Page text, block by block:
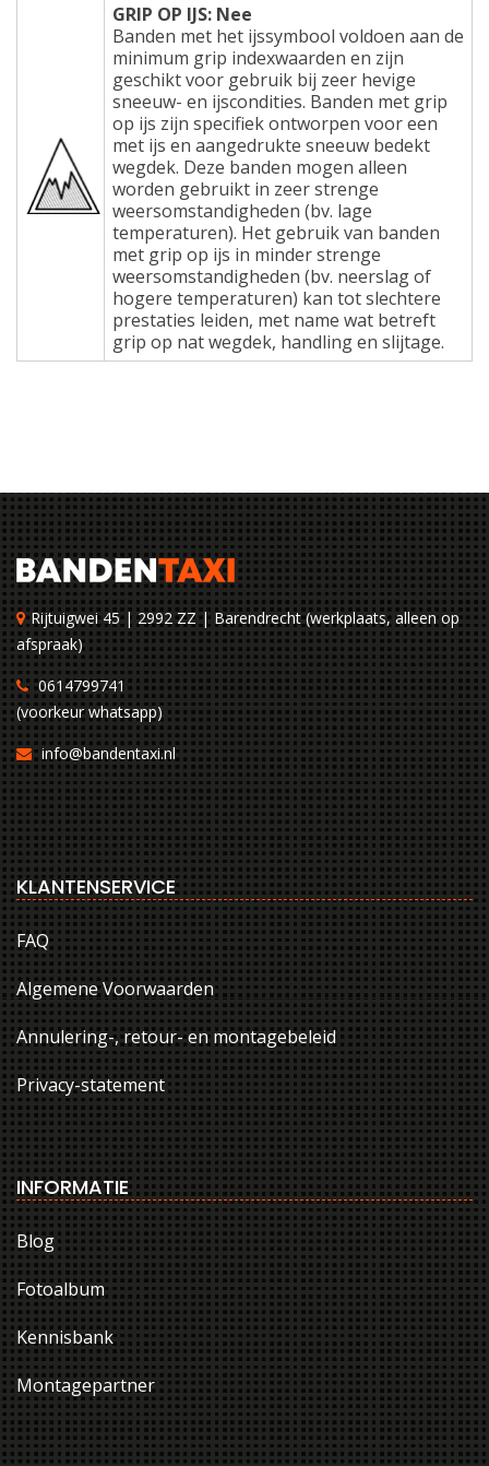
GRIP OP IJS: Nee
Banden met het ijssymbool voldoen aan de
minimum grip indexwaarden en zijn
geschikt voor gebruik bij zeer hevige
sneeuw- en ijscondities. Banden met grip
op ijs zijn specifiek ontworpen voor een
met ijs en aangedrukte sneeuw bedekt
wegdek. Deze banden mogen alleen
worden gebruikt in zeer strenge
weersomstandigheden (bv. lage
temperaturen). Het gebruik van banden
met grip op ijs in minder strenge
weersomstandigheden (bv. neerslag of
hogere temperaturen) kan tot slechtere
prestaties leiden, met name wat betreft
grip op nat wegdek, handling en slijtage.
Rijtuigwei 45 | 2992 ZZ | Barendrecht (werkplaats, alleen op
afspraak)
0614799741
(voorkeur whatsapp)
info@bandentaxi.nl
KLANTENSERVICE
FAQ
Algemene Voorwaarden
Annulering-, retour- en montagebeleid
Privacy-statement
INFORMATIE
Blog
Fotoalbum
Kennisbank
Montagepartner